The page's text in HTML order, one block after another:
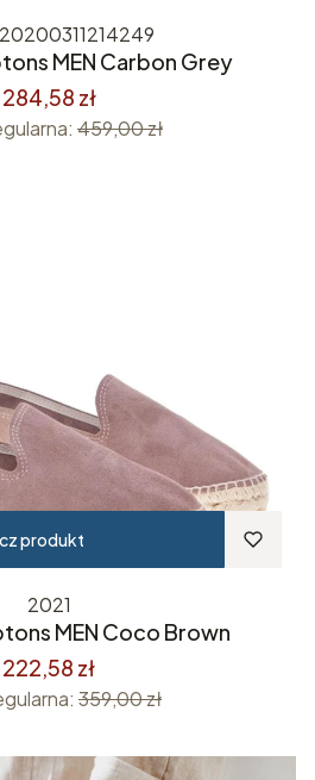
MEN Carbon Grey
284,58 zł
459,00 zł
produkt
2021
MEN Coco Brown
222,58 zł
359,00 zł